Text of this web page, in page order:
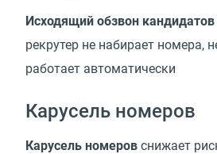
Исходящий обзвон
рекрутер не набирает номера,
работает автоматически
Карусель номеров
Карусель номеров снижает